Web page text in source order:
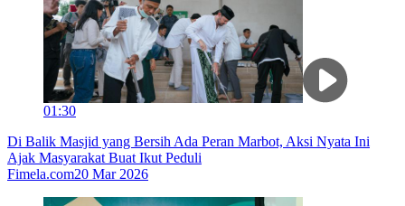
01:30
Di Balik Masjid yang Bersih Ada Peran Marbot, Aksi Nyata Ini
Ajak Masyarakat Buat Ikut Peduli
Fimela.com20 Mar 2026